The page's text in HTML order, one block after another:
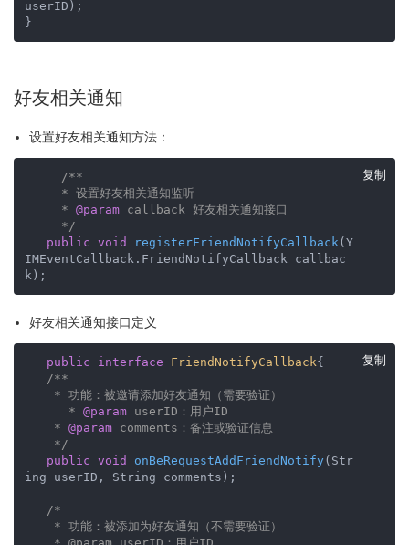
userID) ;
}
好友相关通知
设置好友相关通知方法：
复制
/**
     *
@param callback 好友相关通知接口
     */
public void registerFriendNotifyCallback(Y
IMEventCallback.FriendNotifyCallback callbac
k) ;
好友相关通知接口定义
复制
public interface FriendNotifyCallback{
/**
      *
@param userID：用户ID
    *
@param comments：备注或验证信息
    */
public void onBeRequestAddFriendNotify (Str
ing userID, String comments) ;
/*